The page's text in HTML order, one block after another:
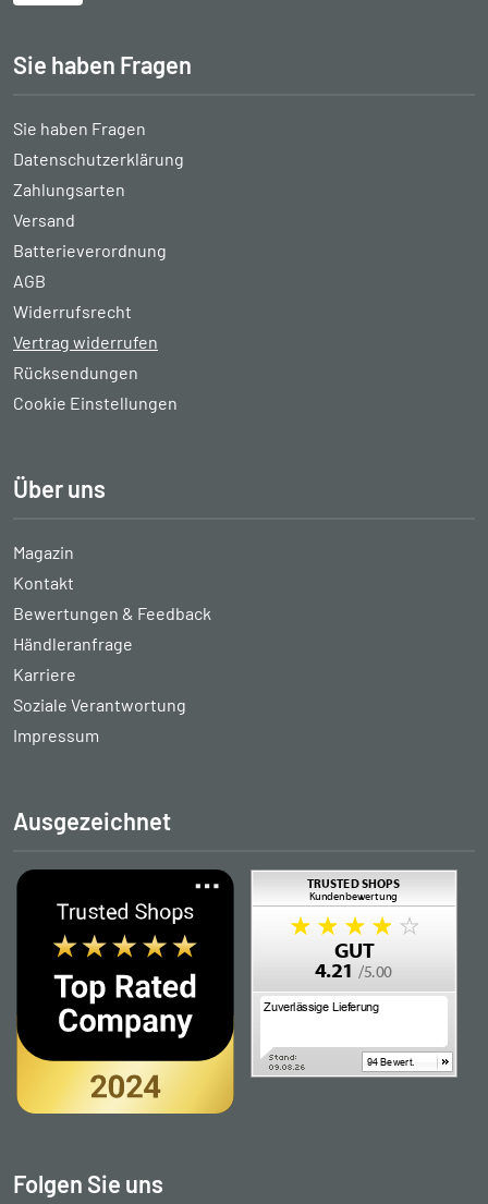
Sie haben Fragen
Sie haben Fragen
Datenschutzerklärung
Zahlungsarten
Versand
Batterieverordnung
AGB
Widerrufsrecht
Vertrag widerrufen
Rücksendungen
Cookie Einstellungen
Über uns
Magazin
Kontakt
Bewertungen & Feedback
Händleranfrage
Karriere
Soziale Verantwortung
Impressum
Ausgezeichnet
Folgen Sie uns